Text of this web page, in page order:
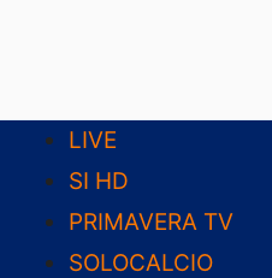
contenuto
LIVE
SI HD
PRIMAVERA TV
SOLOCALCIO